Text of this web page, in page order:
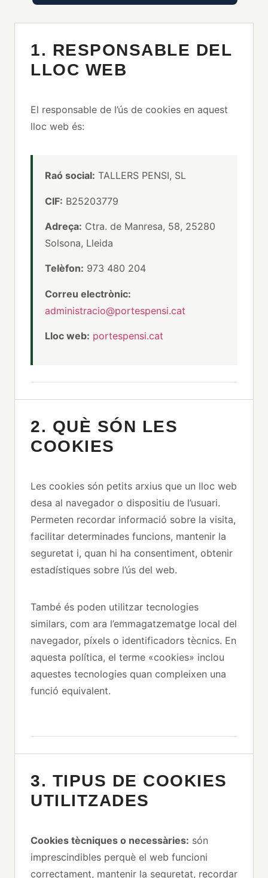
1. RESPONSABLE DEL
LLOC WEB
El responsable de l’ús de cookies en aquest
lloc web és:
Raó social: TALLERS PENSI, SL
CIF: B25203779
Adreça: Ctra. de Manresa, 58, 25280
Solsona, Lleida
Telèfon: 973 480 204
Correu electrònic:
administracio@portespensi.cat
Lloc web: portespensi.cat
2. QUÈ SÓN LES
COOKIES
Les cookies són petits arxius que un lloc web
desa al navegador o dispositiu de l’usuari.
Permeten recordar informació sobre la visita,
facilitar determinades funcions, mantenir la
seguretat i, quan hi ha consentiment, obtenir
estadístiques sobre l’ús del web.
També és poden utilitzar tecnologies
similars, com ara l’emmagatzematge local del
navegador, píxels o identificadors tècnics. En
aquesta política, el terme «cookies» inclou
aquestes tecnologies quan compleixen una
funció equivalent.
3. TIPUS DE COOKIES
UTILITZADES
Cookies tècniques o necessàries: són
imprescindibles perquè el web funcioni
correctament, mantenir la seguretat, recordar